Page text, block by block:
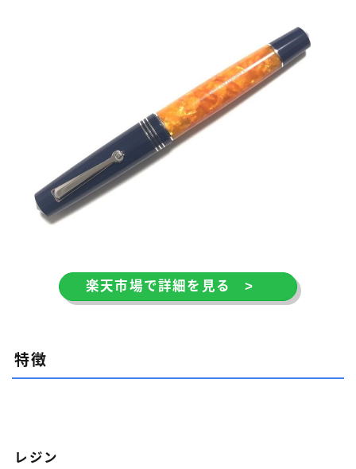
楽天市場で詳細を見る >
特徴
レジン